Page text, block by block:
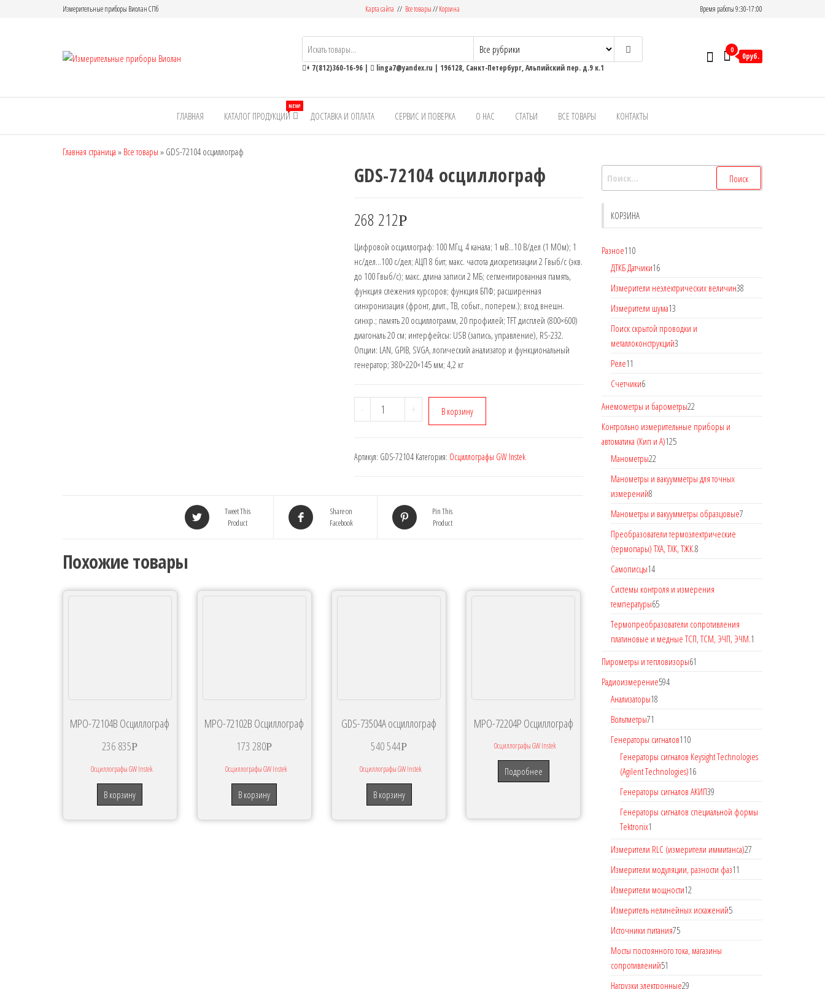
Измерительные приборы Виолан СПб Карта сайта // Все товары//Корзина Время работы 9:30-17:00
Измерительные
Виолан
+ 7(812)360-16-96 | linga7@yandex.ru | 196128, Санкт-Петербург, Альпийский пер. д.9 к.1
0
0руб.
ГЛАВНАЯ КАТАЛОГ ПРОДУКЦИИ
NEW!
ДОСТАВКА И ОПЛАТА СЕРВИС И ПОВЕРКА О НАС СТАТЬИ ВСЕ ТОВАРЫ КОНТАКТЫ
Главная страница » Все товары » GDS-72104 осциллограф
GDS-72104 осциллограф
268 212Р
Цифровой осциллограф: 100 МГц, 4 канала; 1 мВ…10 В/дел (1 МОм); 1
нс/дел…100 с/дел; АЦП 8 бит; макс. частота дискретизации 2 Гвыб/с (экв.
до 100 Гвыб/с); макс. длина записи 2 МБ; сегментированная память,
функция слежения курсоров; функция БПФ; расширенная
синхронизация (фронт, длит., ТВ, событ., поперем.); вход внешн.
синхр.; память 20 осциллограмм, 20 профилей; TFT дисплей (800×600)
диагональ 20 см; интерфейсы: USB (запись, управление), RS-232.
Опции: LAN, GPIB, SVGA, логический анализатор и функциональный
генератор; 380×220×145 мм; 4,2 кг
- + В корзину
Артикул: GDS-72104 Категория: Осциллографы GW Instek
Tweet This
Product
Share on
Facebook
Pin This
Product
Похожие товары
MPO-72104B Осциллограф
236 835Р
Осциллографы GW Instek
В корзину
MPO-72102B Осциллограф
173 280Р
Осциллографы GW Instek
В корзину
GDS-73504A осциллограф
540 544Р
Осциллографы GW Instek
В корзину
MPO-72204P Осциллограф
Осциллографы GW Instek
Подробнее
КОРЗИНА
Разное110
ДТКБ Датчики16
Измерители неэлектрических величин38
Измерители шума13
Поиск скрытой проводки и
металлоконструкций3
Реле11
Счетчики6
Анемометры и барометры22
Контрольно измерительные приборы и
автоматика (Кип и А)125
Манометры22
Манометры и вакуумметры для точных
измерений8
Манометры и вакуумметры образцовые7
Преобразователи термоэлектрические
(термопары) ТХА, ТХК, ТЖК.8
Самописцы14
Системы контроля и измерения
температуры65
Термопреобразователи сопротивления
платиновые и медные ТСП, ТСМ, ЭЧП, ЭЧМ.1
Пирометры и тепловизоры61
Радиоизмерение594
Анализаторы18
Вольтметры71
Генераторы сигналов110
Генераторы сигналов Keysight Technologies
(Agilent Technologies)16
Генераторы сигналов АКИП39
Генераторы сигналов специальной формы
Tektronix1
Измерители RLC (измерители иммитанса)27
Измерители модуляции, разности фаз11
Измерители мощности12
Измеритель нелинейных искажений5
Источники питания75
Мосты постоянного тока, магазины
сопротивлений51
Нагрузки электронные29